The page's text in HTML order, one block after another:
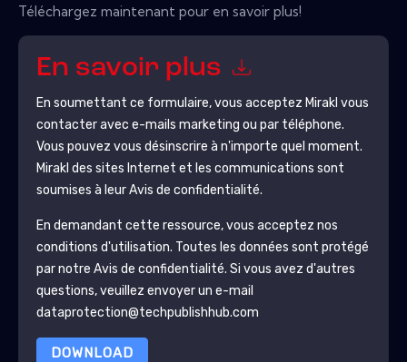
Téléchargez maintenant pour en savoir plus!
En savoir plus
En soumettant ce formulaire, vous acceptez Mirakl vous
contacter avec e-mails marketing ou par téléphone.
Vous pouvez vous désinscrire à n'importe quel moment.
Mirakl des sites Internet et les communications sont
soumises à leur Avis de confidentialité.
En demandant cette ressource, vous acceptez nos
conditions d'utilisation. Toutes les données sont protégé
par notre Avis de confidentialité. Si vous avez d'autres
questions, veuillez envoyer un e-mail
dataprotection@techpublishhub.com
DOWNLOAD